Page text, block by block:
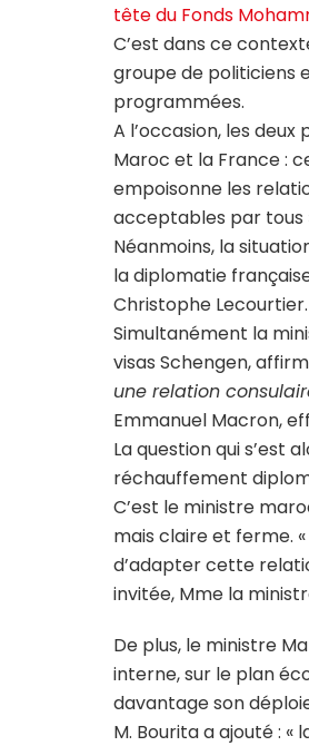
tête du Fonds
C’est dans ce
groupe de politiciens
programmées.
A l’occasion, les
Maroc et la France :
empoisonne les
acceptables par tous
Néanmoins, la
la diplomatie
Christophe Lecourtier.
Simultanément la
visas Schengen,
une relation
Emmanuel Macron,
La question qui s’est
réchauffement
C’est le ministre
mais claire et ferme.
d’adapter cette
invitée, Mme la
De plus, le ministre
interne, sur le plan
davantage son
M. Bourita a ajouté :